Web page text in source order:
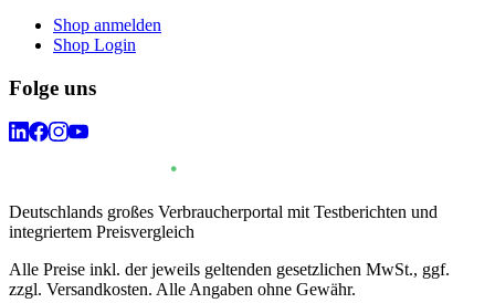
Shop anmelden
Shop Login
Folge uns
Deutschlands großes Verbraucherportal mit Testberichten und
integriertem Preisvergleich
Alle Preise inkl. der jeweils geltenden gesetzlichen MwSt., ggf.
zzgl. Versandkosten. Alle Angaben ohne Gewähr.